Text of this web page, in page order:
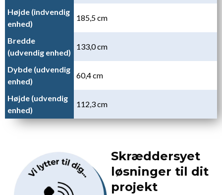
Højde (indvendig
enhed)
185,5 cm
Bredde
(udvendig enhed)
133,0 cm
Dybde (udvendig
enhed)
60,4 cm
Højde (udvendig
enhed)
112,3 cm
Skræddersyet
løsninger til dit
projekt